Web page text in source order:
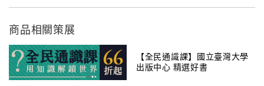
立規條，放諸四海而皆準。
──葉維廉
商品相關策展
【全民通識課】國立臺灣大學
出版中心 精選好書